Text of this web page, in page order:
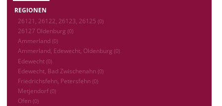
REGIONEN
26121, 26122, 26123, 26125 (0)
26127 Oldenburg (0)
Ammerland (0)
Ammerland, Edewecht, Oldenburg (0)
Edewecht (0)
Edewecht, Bad Zwischenahn (0)
Friedrichsfehn, Petersfehn (0)
Metjendorf (0)
Ofen (0)